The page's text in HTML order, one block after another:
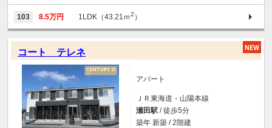
103 8.5万円 1LDK（43.21ｍ2 ）
コート テレネ
アパート
ＪＲ東海道・山陽本線
瀬田駅 / 徒歩5分
築年 新築 / 2階建